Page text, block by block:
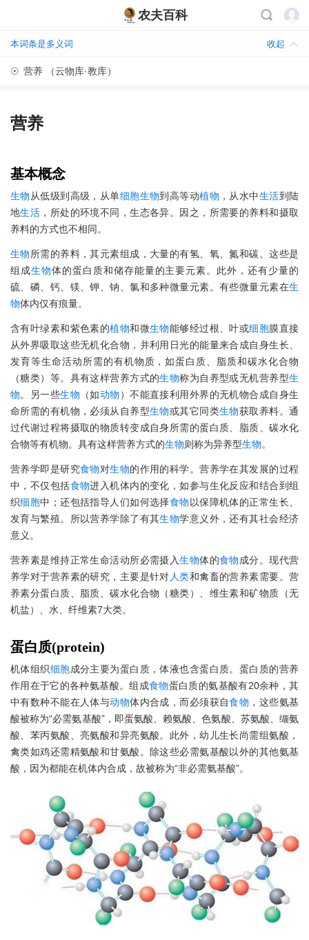
农夫百科
本词条是多义词 收起
☉ 营养 （云物库·教库）
营养
基本概念
生物 从低级到高级，从单细胞生物到高等动植物 ，从水中生活到陆
地生活 ，所处的环境不同，生态各异。因之，所需要的养料和摄取
养料的方式也不相同。
生物所需的养料，其元素组成，大量的有氢、氧、氮和碳。这些是
组成生物体的蛋白质和储存能量的主要元素。此外，还有少量的
硫、磷、钙、镁、钾、钠、氯和多种微量元素。有些微量元素在生
物体内仅有痕量。
含有叶绿素和紫色素的植物和微生物能够经过根、叶或细胞膜直接
从外界吸取这些无机化合物，并利用日光的能量来合成自身生长、
发育等生命活动所需的有机物质，如蛋白质、脂质和碳水化合物
（糖类）等。具有这样营养方式的生物称为自养型或无机营养型生
物。另一些生物 （如动物 ）不能直接利用外界的无机物合成自身生
命所需的有机物，必须从自养型生物或其它同类生物获取养料。通
过代谢过程将摄取的物质转变成自身所需的蛋白质、脂质、碳水化
合物等有机物。具有这样营养方式的生物则称为异养型生物。
营养学即是研究食物对生物的作用的科学。营养学在其发展的过程
中，不仅包括食物进入机体内的变化，如参与生化反应和结合到组
织细胞中；还包括指导人们如何选择食物 以保障机体的正常生长、
发育与繁殖。所以营养学除了有其生物学意义外，还有其社会经济
意义。
营养素是维持正常生命活动所必需摄入生物体的食物成分。现代营
养学对于营养素的研究，主要是针对 人类和禽畜的营养素需要。营
养素分蛋白质、脂质、碳水化合物（糖类）、维生素和矿物质（无
机盐）、水、纤维素7大类。
蛋白质(protein)
机体组织细胞成分主要为蛋白质，体液也含蛋白质。蛋白质的营养
作用在于它的各种氨基酸。组成食物蛋白质的氨基酸有20余种，其
中有数种不能在人体与动物体内合成，而必须获自食物 ，这些氨基
酸被称为“必需氨基酸”，即蛋氨酸、赖氨酸、色氨酸、苏氨酸、缬氨
酸、苯丙氨酸、亮氨酸和异亮氨酸。此外，幼儿生长尚需组氨酸，
禽类如鸡还需精氨酸和甘氨酸。除这些必需氨基酸以外的其他氨基
酸，因为都能在机体内合成，故被称为“非必需氨基酸”。